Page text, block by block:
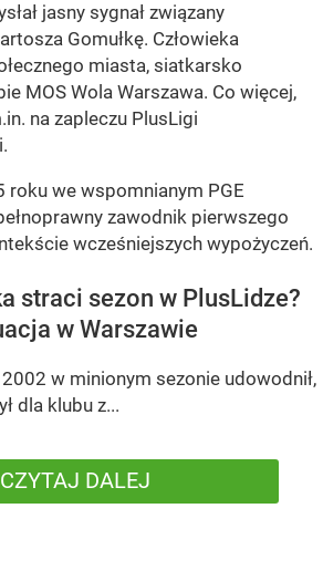
jasny sygnał związany
Gomułkę. Człowieka
miasta, siatkarsko
MOS Wola Warszawa. Co więcej,
na zapleczu PlusLigi
roku we wspomnianym PGE
zawodnik pierwszego
wcześniejszych wypożyczeń.
straci sezon w PlusLidze?
w Warszawie
w minionym sezonie udowodnił,
dla klubu z...
CZYTAJ DALEJ